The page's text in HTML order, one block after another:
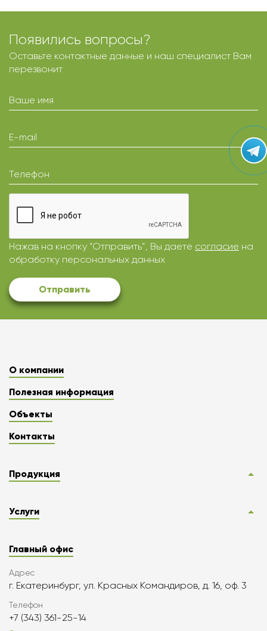
Появились вопросы?
Оставьте контактные данные и наш специалист Вам
перезвонит
Ваше имя
E-mail
Телефон
Нажав на кнопку “Отправить”, Вы даете согласие на
обработку персональных данных
Отправить
О компании
Полезная информация
Объекты
Контакты
Продукция
Услуги
Главный офис
Адрес
г. Екатеринбург, ул. Красных Командиров, д. 16, оф. 3
Телефон
+7 (343) 361-25-14